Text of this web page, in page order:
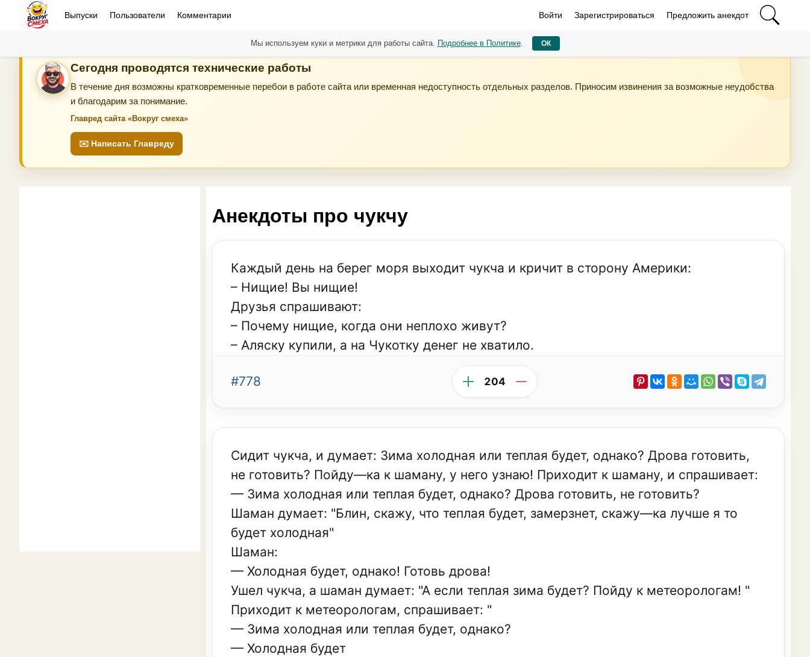
Выпуски Пользователи Комментарии Войти Зарегистрироваться Предложить анекдот
Сегодня проводятся технические работы
В течение дня возможны кратковременные перебои в работе сайта или временная недоступность отдельных разделов. Приносим извинения за возможные неудобства
и благодарим за понимание.
Главред сайта «Вокруг смеха»
✉️ Написать Главреду
Анекдоты про чукчу
Каждый день на берег моря выходит чукча и кричит в сторону Америки:
– Нищие! Вы нищие!
Друзья спрашивают:
– Почему нищие, когда они неплохо живут?
– Аляску купили, а на Чукотку денег не хватило.
#778 204
Сидит чукча, и думает: Зима холодная или теплая будет, однако? Дрова готовить,
не готовить? Пойду—ка к шаману, у него узнаю! Приходит к шаману, и спрашивает:
— Зима холодная или теплая будет, однако? Дрова готовить, не готовить?
Шаман думает: "Блин, скажу, что теплая будет, замерзнет, скажу—ка лучше я то
будет холодная"
Шаман:
— Холодная будет, однако! Готовь дрова!
Ушел чукча, а шаман думает: "А если теплая зима будет? Пойду к метеорологам! "
Приходит к метеорологам, спрашивает: "
— Зима холодная или теплая будет, однако?
— Холодная будет
Мы используем куки и метрики для работы сайта. Подробнее в Политике. ОК